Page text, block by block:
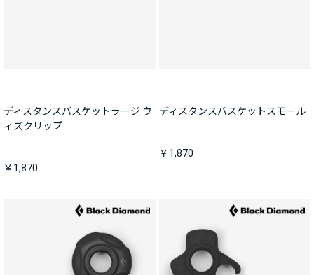
ディスタンスバスケットラージ ウ
ィズクリップ
￥1,870
ディスタンスバスケットスモール
￥1,870